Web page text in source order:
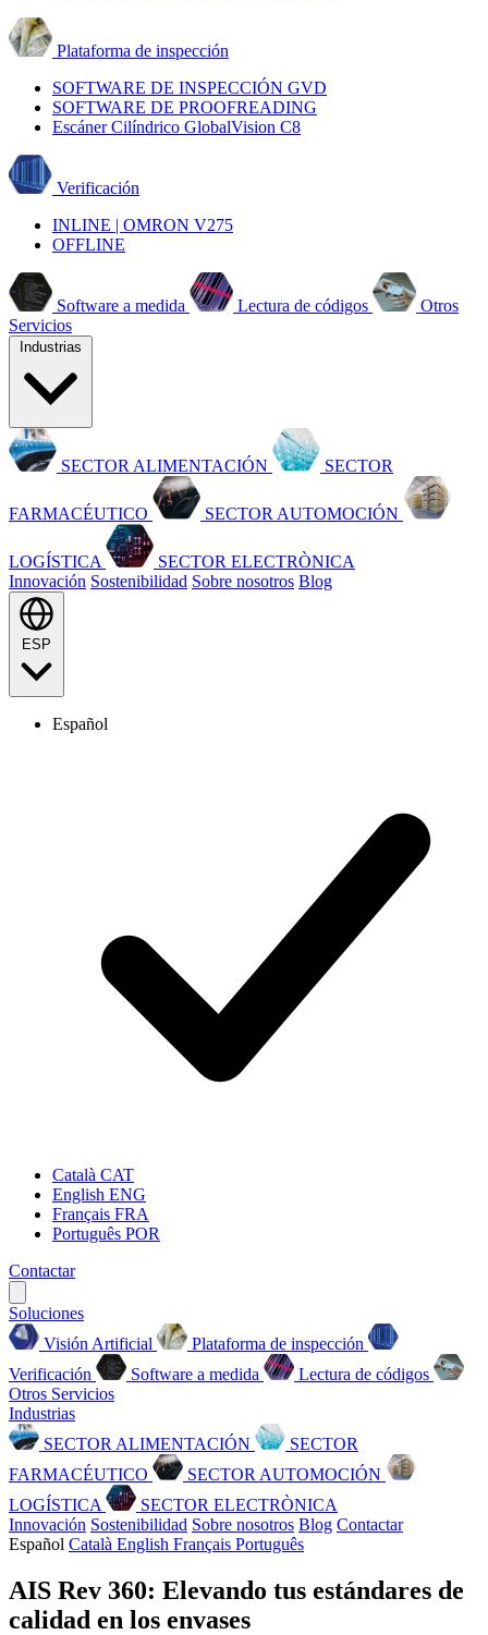
Plataforma de inspección
SOFTWARE DE INSPECCIÓN GVD
SOFTWARE DE PROOFREADING
Escáner Cilíndrico GlobalVision C8
Verificación
INLINE | OMRON V275
OFFLINE
Software a medida Lectura de códigos
Otros
Servicios
SECTOR ALIMENTACIÓN SECTOR
FARMACÉUTICO SECTOR AUTOMOCIÓN
LOGÍSTICA
SECTOR ELECTRÒNICA
Innovación Sostenibilidad Sobre nosotros Blog
Español
Català CAT
English ENG
Français FRA
Português POR
Contactar
Soluciones
Visión Artificial
Plataforma de inspección
Verificación
Software a medida
Lectura de códigos
Otros Servicios
Industrias
SECTOR ALIMENTACIÓN
SECTOR
FARMACÉUTICO
SECTOR AUTOMOCIÓN
LOGÍSTICA
SECTOR ELECTRÒNICA
Innovación Sostenibilidad Sobre nosotros Blog Contactar
Español Català English Français Português
AIS Rev 360: Elevando tus estándares de
calidad en los envases